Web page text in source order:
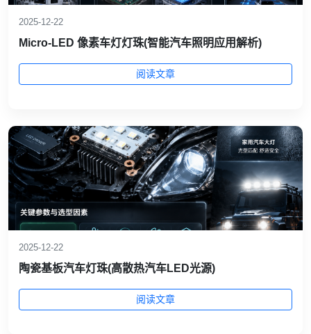
2025-12-22
Micro-LED 像素车灯灯珠(智能汽车照明应用解析)
阅读文章
2025-12-22
陶瓷基板汽车灯珠(高散热汽车LED光源)
阅读文章